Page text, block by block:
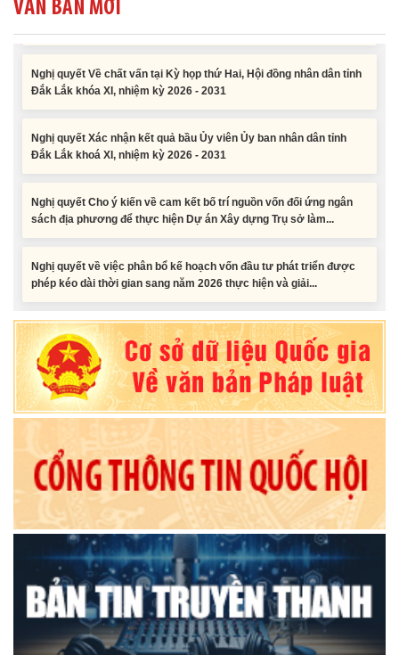
VĂN BẢN MỚI
Nghị quyết Về chất vấn tại Kỳ họp thứ Hai, Hội đồng nhân dân tỉnh
Nghị quyết Xác nhận kết quả bầu Ủy viên Ủy ban nhân dân tỉnh
Nghị quyết Cho ý kiến về cam kết bố trí nguồn vốn đối ứng ngân
Nghị quyết về việc phân bổ kế hoạch vốn đầu tư phát triển được
Nghị quyết Vê việc điều chinh và phân bổ chi tiết kế hoạch đầu tư
Nghị quyết Về chất vấn tại Kỳ họp thứ Hai, Hội đồng nhân dân tỉnh
Đắk Lắk khóa XI, nhiệm kỳ 2026 - 2031
Nghị quyết Xác nhận kết quả bầu Ủy viên Ủy ban nhân dân tỉnh
Đắk Lắk khoá XI, nhiệm kỳ 2026 - 2031
Tiểu phẩm audio spot Tiếng Ê đê - TP25
Tiểu phẩm audio spot Tiếng Ê đê - TP24
Tiểu phẩm audio spot Tiếng Ê đê - TP23
Tiểu phẩm audio spot Tiếng Ê đê - TP22